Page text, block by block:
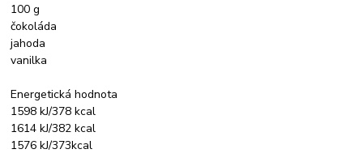
100 g
čokoláda
jahoda
vanilka
Energetická hodnota
1598 kJ/378 kcal
1614 kJ/382 kcal
1576 kJ/373kcal